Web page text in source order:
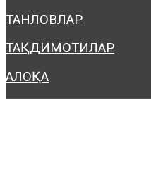
ТАНЛОВЛАР
ТАҚДИМОТИЛАР
АЛОҚА